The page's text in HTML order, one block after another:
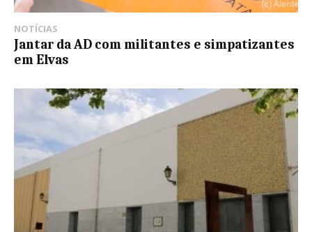
NOTÍCIAS
Jantar da AD com militantes e simpatizantes
em Elvas